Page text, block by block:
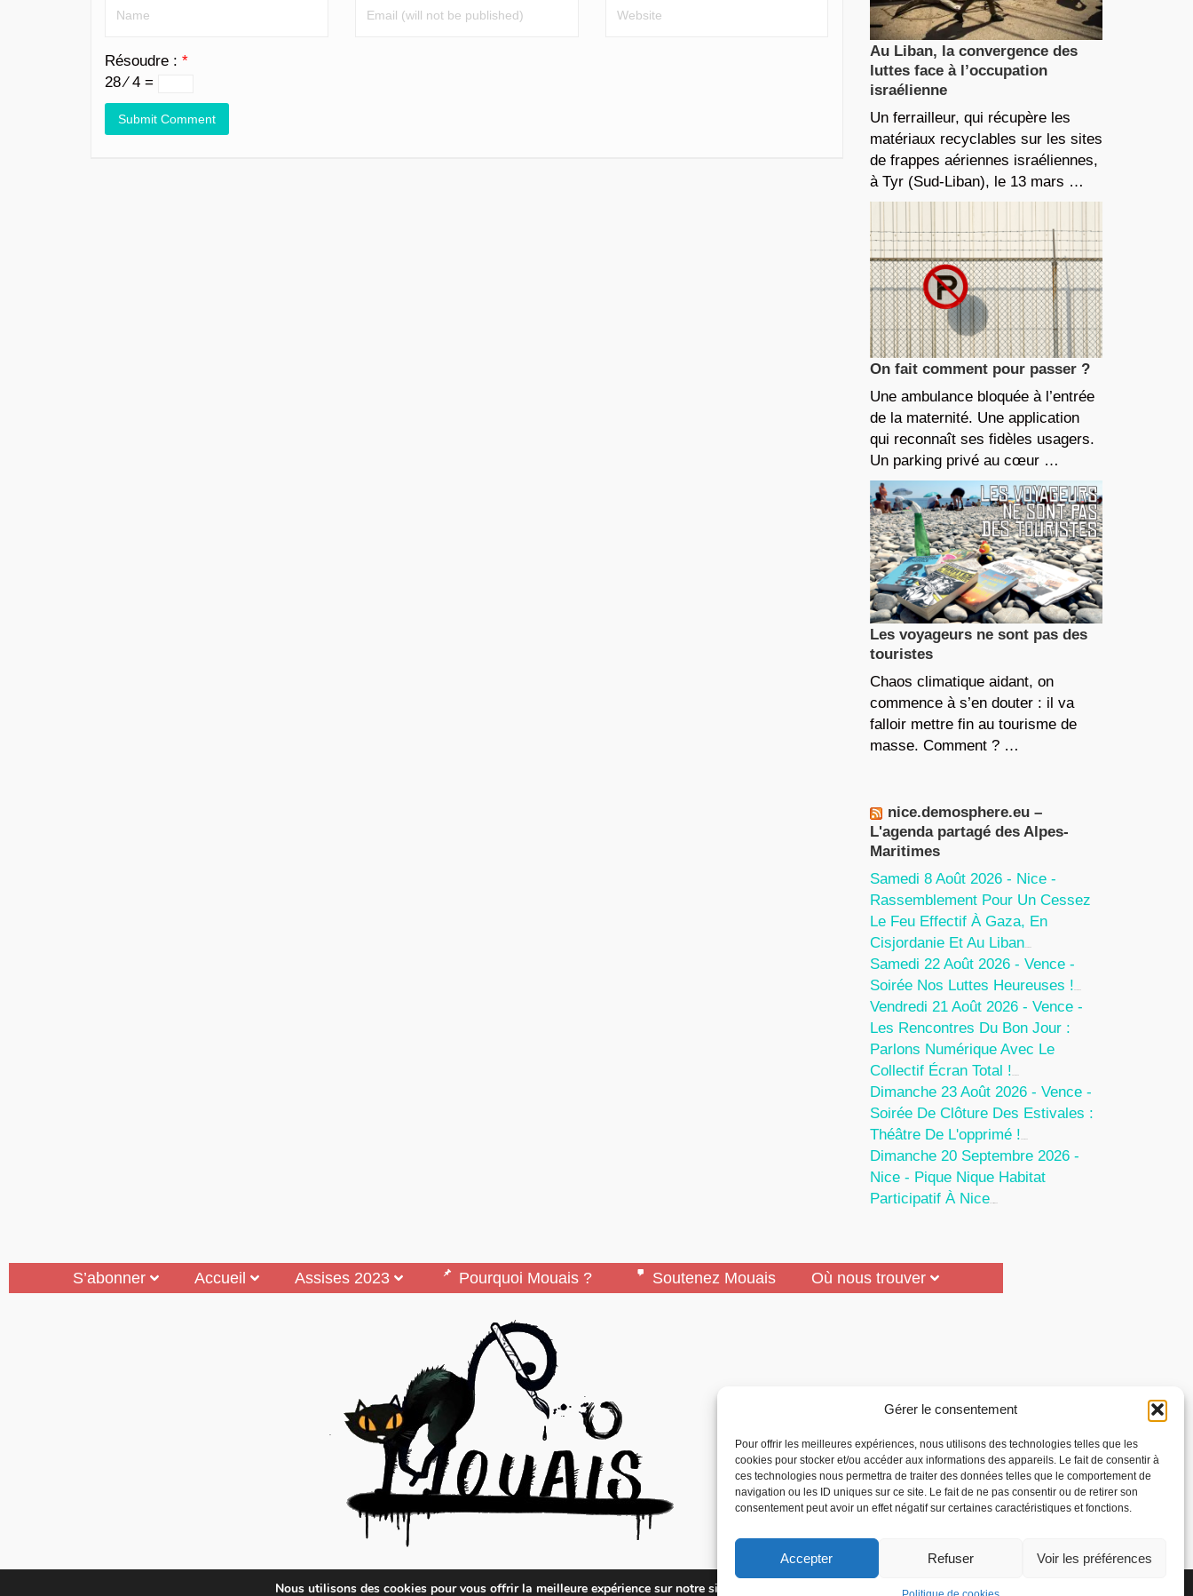
Gérer le consentement
Pour offrir les meilleures expériences, nous utilisons des technologies telles que les
cookies pour stocker et/ou accéder aux informations des appareils. Le fait de consentir à
ces technologies nous permettra de traiter des données telles que le comportement de
navigation ou les ID uniques sur ce site. Le fait de ne pas consentir ou de retirer son
consentement peut avoir un effet négatif sur certaines caractéristiques et fonctions.
Accepter Refuser Voir les préférences
Résoudre : *
28 ⁄ 4 =
Au Liban, la convergence des
luttes face à l’occupation
israélienne
Un ferrailleur, qui récupère les
matériaux recyclables sur les sites
de frappes aériennes israéliennes,
à Tyr (Sud-Liban), le 13 mars …
On fait comment pour passer ?
Une ambulance bloquée à l’entrée
de la maternité. Une application
qui reconnaît ses fidèles usagers.
Un parking privé au cœur …
Les voyageurs ne sont pas des
touristes
Chaos climatique aidant, on
commence à s’en douter : il va
falloir mettre fin au tourisme de
masse. Comment ? …
nice.demosphere.eu –
L'agenda partagé des Alpes-
Maritimes
Samedi 8 Août 2026 - Nice -
Rassemblement Pour Un Cessez
Le Feu Effectif À Gaza, En
Cisjordanie Et Au Liban
Samedi 22 Août 2026 - Vence -
Soirée Nos Luttes Heureuses !
Vendredi 21 Août 2026 - Vence -
Les Rencontres Du Bon Jour :
Parlons Numérique Avec Le
Collectif Écran Total !
Dimanche 23 Août 2026 - Vence -
Soirée De Clôture Des Estivales :
Théâtre De L'opprimé !
Dimanche 20 Septembre 2026 -
Nice - Pique Nique Habitat
Participatif À Nice
S’abonner Accueil Assises 2023 Pourquoi Mouais ? Soutenez Mouais Où nous trouver
Mouais, le mensuel dubitatif…quoique est édité par l’Association ARMA, Association Pour la Reconnaissance des
Nous utilisons des cookies pour vous offrir la meilleure expérience sur notre site.